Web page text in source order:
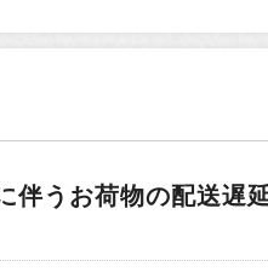
伴うお荷物の配送遅